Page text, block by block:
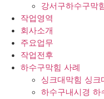
강서구하수구막
작업영역
회사소개
주요업무
작업전후
하수구막힘 사례
싱크대막힘 싱크
하수구내시경 하